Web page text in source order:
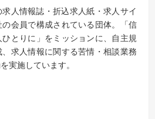
人情報誌・折込求人紙・求人サイ
の会員で構成されている団体。「信
とりに」をミッションに、自主規
求人情報に関する苦情・相談業務
実施しています。